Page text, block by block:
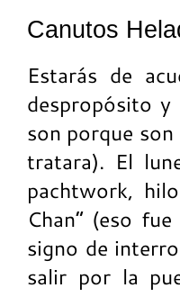
Canutos
Estarás de
despropósito
son porque
tratara). El
pachtwork,
Chan” (eso
signo de
salir por la